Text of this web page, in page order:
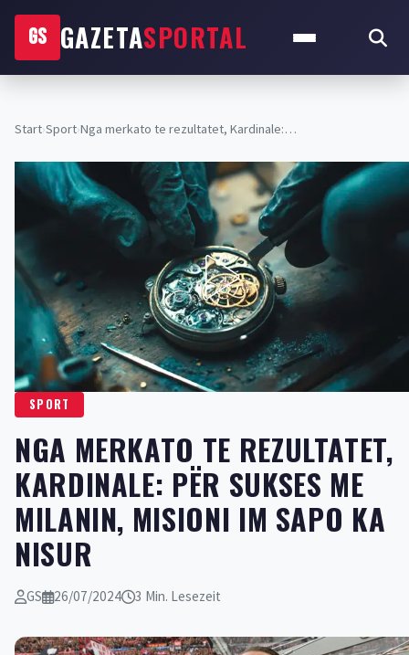
GS GAZETASPORTAL
Start›Sport›Nga merkato te rezultatet, Kardinale:…
SPORT
NGA MERKATO TE REZULTATET,
KARDINALE: PËR SUKSES ME
MILANIN, MISIONI IM SAPO KA
NISUR
GS 26/07/2024 3 Min. Lesezeit